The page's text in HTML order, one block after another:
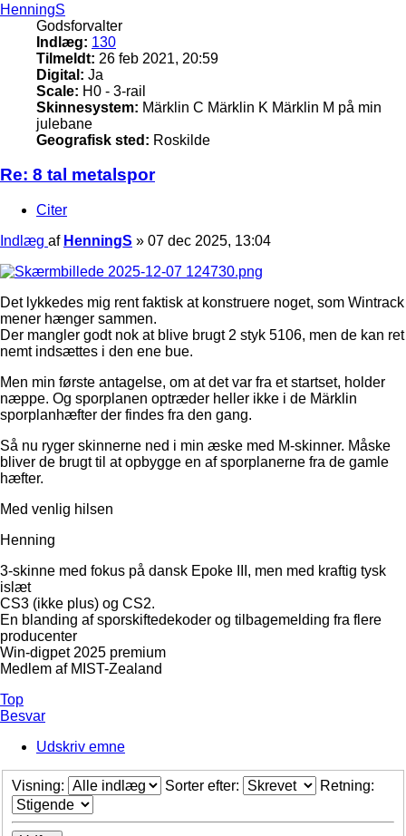
HenningS
Godsforvalter
Indlæg: 130
Tilmeldt: 26 feb 2021, 20:59
Digital: Ja
Scale: H0 - 3-rail
Skinnesystem: Märklin C Märklin K Märklin M på min
julebane
Geografisk sted: Roskilde
Re: 8 tal metalspor
Citer
Indlæg af HenningS » 07 dec 2025, 13:04
Det lykkedes mig rent faktisk at konstruere noget, som Wintrack
mener hænger sammen.
Der mangler godt nok at blive brugt 2 styk 5106, men de kan ret
nemt indsættes i den ene bue.
Men min første antagelse, om at det var fra et startset, holder
næppe. Og sporplanen optræder heller ikke i de Märklin
sporplanhæfter der findes fra den gang.
Så nu ryger skinnerne ned i min æske med M-skinner. Måske
bliver de brugt til at opbygge en af sporplanerne fra de gamle
hæfter.
Med venlig hilsen
Henning
3-skinne med fokus på dansk Epoke III, men med kraftig tysk
islæt
CS3 (ikke plus) og CS2.
En blanding af sporskiftedekoder og tilbagemelding fra flere
producenter
Win-digpet 2025 premium
Medlem af MIST-Zealand
Top
Besvar
Udskriv emne
Visning: Sorter efter: Retning: